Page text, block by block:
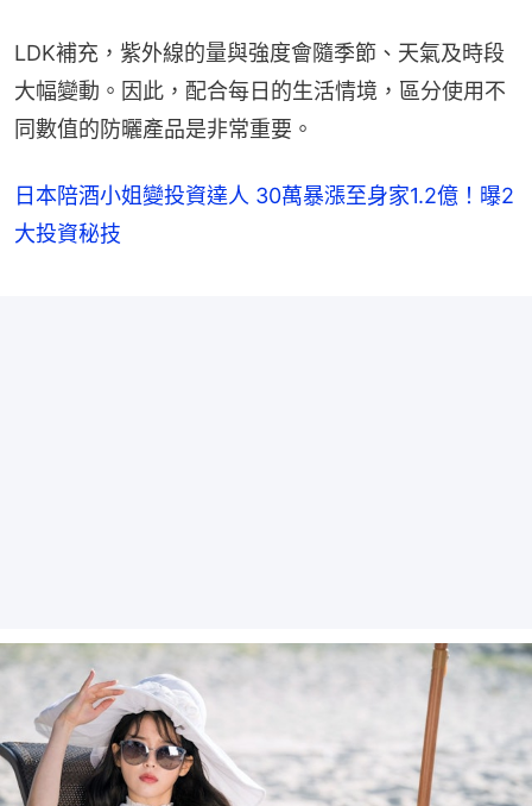
LDK補充，紫外線的量與強度會隨季節、天氣及時段
大幅變動。因此，配合每日的生活情境，區分使用不
同數值的防曬產品是非常重要。
日本陪酒小姐變投資達人 30萬暴漲至身家1.2億！曝2
大投資秘技